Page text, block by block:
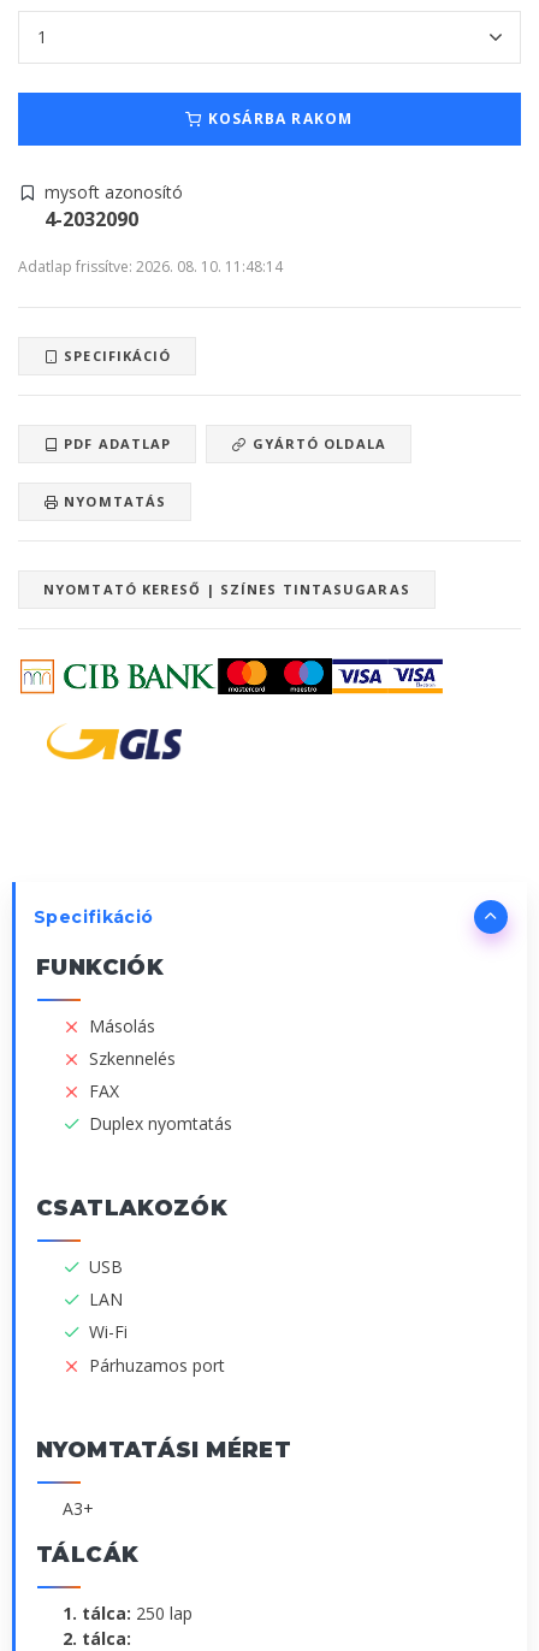
KOSÁRBA RAKOM
mysoft azonosító
4-2032090
Adatlap frissítve: 2026. 08. 10. 11:48:14
SPECIFIKÁCIÓ
PDF ADATLAP GYÁRTÓ OLDALA
NYOMTATÁS
NYOMTATÓ KERESŐ | SZÍNES TINTASUGARAS
Specifikáció
FUNKCIÓK
Másolás
Szkennelés
FAX
Duplex nyomtatás
CSATLAKOZÓK
USB
LAN
Wi-Fi
Párhuzamos port
NYOMTATÁSI MÉRET
A3+
TÁLCÁK
1. tálca: 250 lap
2. tálca: